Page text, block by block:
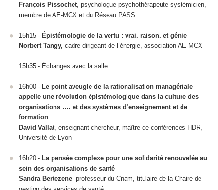
François Pissochet , psychologue psychothérapeute systémicien,
membre de AE-MCX et du Réseau PASS
15h15 - Épistémologie de la vertu : vrai, raison, et génie
Norbert Tangy, cadre dirigeant de l’énergie, association AE-MCX
15h35 - Échanges avec la salle
16h00 - Le point aveugle de la rationalisation managériale
appelle une révolution épistémologique dans la culture des
organisations …. et des systèmes d’enseignement et de
formation
David Vallat , enseignant-chercheur, maître de conférences HDR,
Université de Lyon
16h20 - La pensée complexe pour une solidarité renouvelée au
sein des organisations de santé
Sandra Bertezene , professeur du Cnam, titulaire de la Chaire de